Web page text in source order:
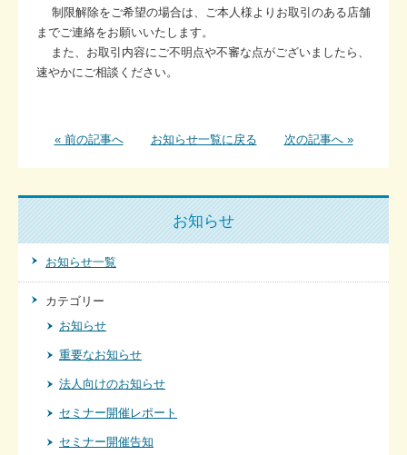
制限解除をご希望の場合は、ご本人様よりお取引のある店舗
までご連絡をお願いいたします。
また、お取引内容にご不明点や不審な点がございましたら、
速やかにご相談ください。
« 前の記事へ お知らせ一覧に戻る 次の記事へ »
お知らせ
お知らせ一覧
カテゴリー
お知らせ
重要なお知らせ
法人向けのお知らせ
セミナー開催レポート
セミナー開催告知